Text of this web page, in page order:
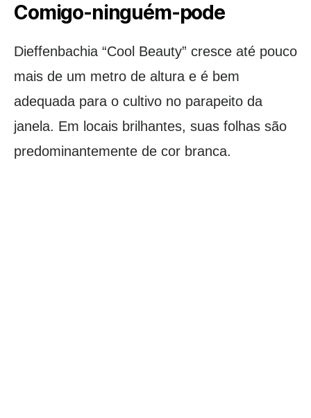
Comigo-ninguém-pode
Dieffenbachia “Cool Beauty” cresce até pouco
mais de um metro de altura e é bem
adequada para o cultivo no parapeito da
janela. Em locais brilhantes, suas folhas são
predominantemente de cor branca.